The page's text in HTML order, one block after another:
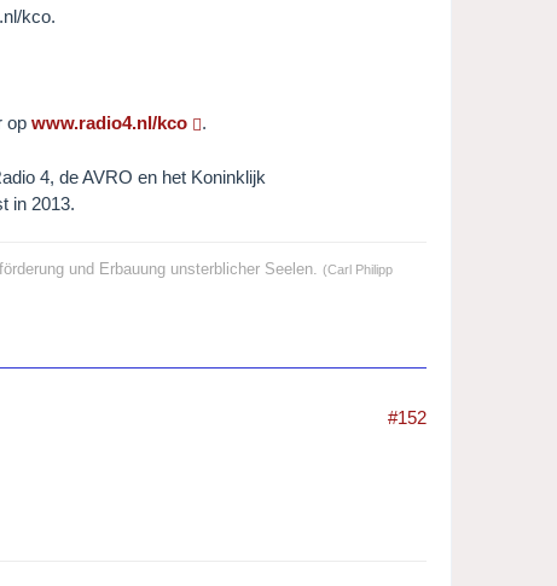
kco.
opwww.radio4.nl/kco .
4, de AVRO en het Koninklijk
in 2013.
und Erbauung unsterblicher Seelen. (Carl Philipp
#152